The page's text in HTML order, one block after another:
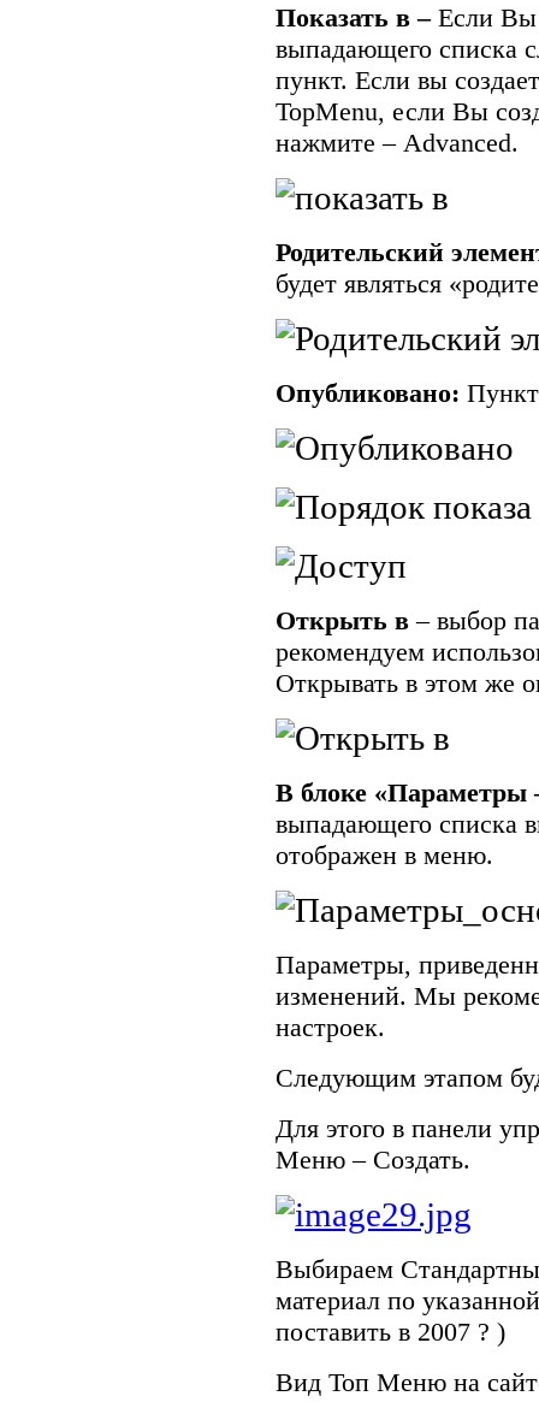
Показать в – Если Вы
выпадающего списка
пункт. Если вы
TopMenu, если Вы
нажмите – Advanced.
Родительский
будет являться
Опубликовано:
Открыть в – выбор
рекомендуем
Открывать в этом же
В блоке «Параметры
выпадающего списка
отображен в меню.
Параметры,
изменений. Мы
настроек.
Следующим этапом
Для этого в панели
Меню – Создать.
Выбираем
материал по
поставить в 2007 ? )
Вид Топ Меню на